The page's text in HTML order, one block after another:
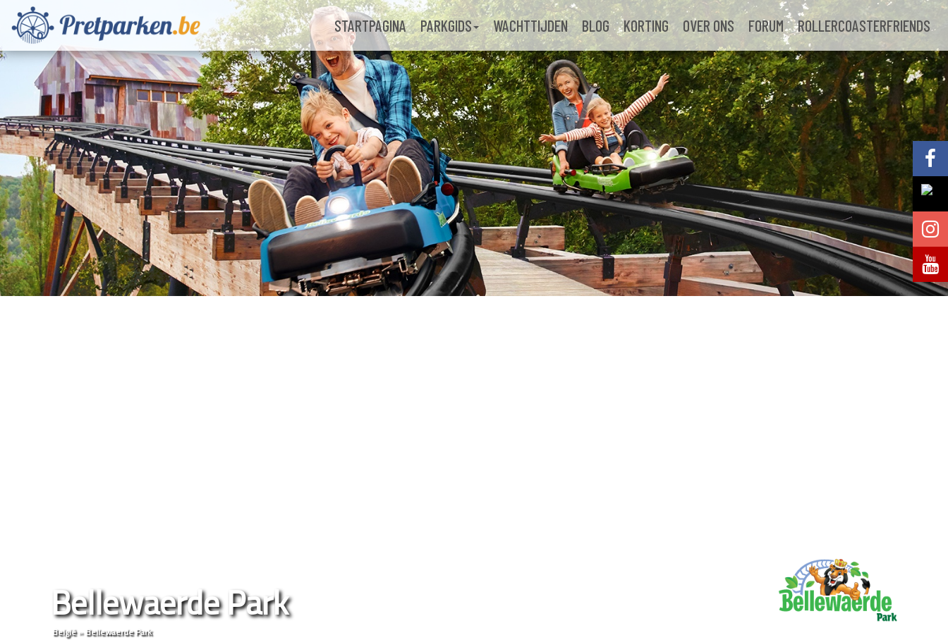
STARTPAGINA PARKGIDS WACHTTIJDEN BLOG KORTING OVER ONS FORUM ROLLERCOASTERFRIENDS
Volg @Pretparkenbe
Volg @Pretparkenbe
Volg @Pretparken.be
Volg @Pretparkenbe
Bellewaerde Park
België»Bellewaerde Park